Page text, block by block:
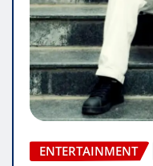
ENTERTAINMENT